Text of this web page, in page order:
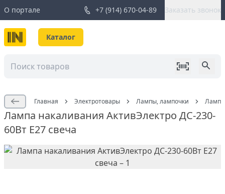
О портале +7 (914) 670-04-89 Заказать звонок
Каталог
Главная Электротовары Лампы, лампочки Лампа
Лампа накаливания АктивЭлектро ДС-230-
60Вт Е27 свеча